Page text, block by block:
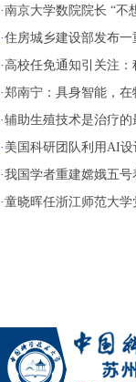
·南京大学数院院长 “不
·住房城乡建设部发布
· 高校任免通知引关注
·郑南宁：具身智能，在
·辅助生殖技术是治疗
· 美国科研团队利用AI
·我国学者重建嫦娥五
·童晓晖任浙江师范大学